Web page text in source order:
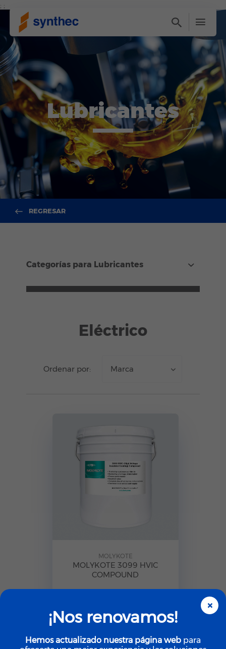
; ;
Lubricantes
REGRESAR
Categorías para Lubricantes
Eléctrico
Ordenar por: Marca
MOLYKOTE
MOLYKOTE 3099 HVIC
COMPOUND
×
¡Nos renovamos!
Hemos actualizado nuestra página web para